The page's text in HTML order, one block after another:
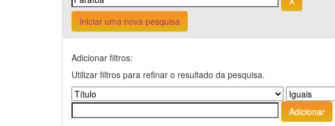
Iniciar uma nova pesquisa
Adicionar filtros:
Utilizar filtros para refinar o resultado da pesquisa.